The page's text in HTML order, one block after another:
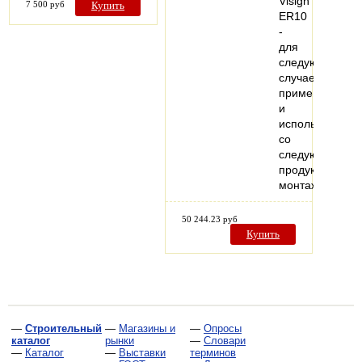
7 500 руб Купить
ER10
-
для
следующих
случаев
применения
и
использования
со
следующей
продукцией:
монтаж…
50 244.23 руб
Купить
— Строительный
каталог
— Каталог
— Магазины и
рынки
— Выставки
— Опросы
— Словари
терминов